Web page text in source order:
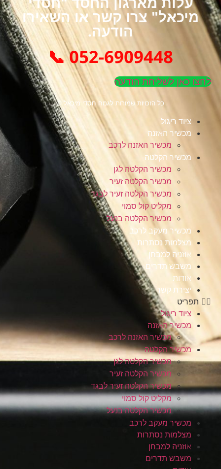
מיכאל" צרו קשר או השאירו
הודעה.
052-6909448 📞
לחצו כאן לשליחת הודעה
כל הזכויות שמורות לגמח חסדי מיכאל ©
ציוד ריגול
מכשיר האזנה
מכשיר האזנה לרכב
מכשיר הקלטה
מכשיר הקלטה לגן
מכשיר הקלטה זעיר
מכשיר הקלטה זעיר לבגד
מקליט קול סמוי
מכשיר הקלטה בנעל
מכשיר מעקב לרכב
מצלמות נסתרות
אוזניה למבחן
משבש תדרים
אודות
יצירת קשר
תפריט
ציוד ריגול
מכשיר האזנה
מכשיר האזנה לרכב
מכשיר הקלטה
מכשיר הקלטה לגן
מכשיר הקלטה זעיר
מכשיר הקלטה זעיר לבגד
מקליט קול סמוי
מכשיר הקלטה בנעל
מכשיר מעקב לרכב
מצלמות נסתרות
אוזניה למבחן
משבש תדרים